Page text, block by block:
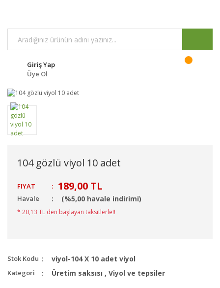
Giriş Yap
Üye Ol
104 gözlü viyol 10 adet
FIYAT : 189,00 TL
Havale (%5,00 havale indirimi)
* 20,13 TL den başlayan taksitlerle!!
Stok Kodu viyol-104 X 10 adet viyol
Kategori Üretim saksısı , Viyol ve tepsiler